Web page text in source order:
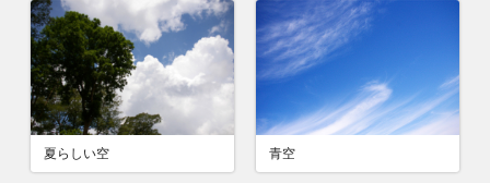
夏らしい空 青空